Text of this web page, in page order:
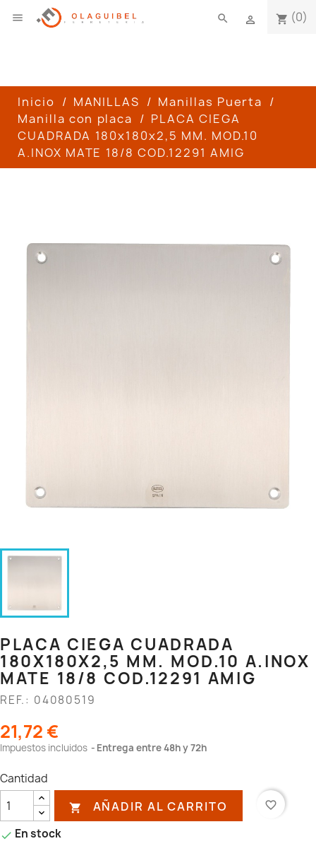
 shopping_cart (0)

search
Inicio MANILLAS
Manillas Puerta
Manilla con placa
PLACA CIEGA
CUADRADA 180x180x2,5 MM. MOD.10
A.INOX MATE 18/8 COD.12291 AMIG
PLACA CIEGA CUADRADA
180X180X2,5 MM. MOD.10 A.INOX
MATE 18/8 COD.12291 AMIG
REF.: 04080519
21,72 €
Impuestos incluidos Entrega entre 48h y 72h
Cantidad
 AÑADIR AL CARRITO favorite_border
 En stock